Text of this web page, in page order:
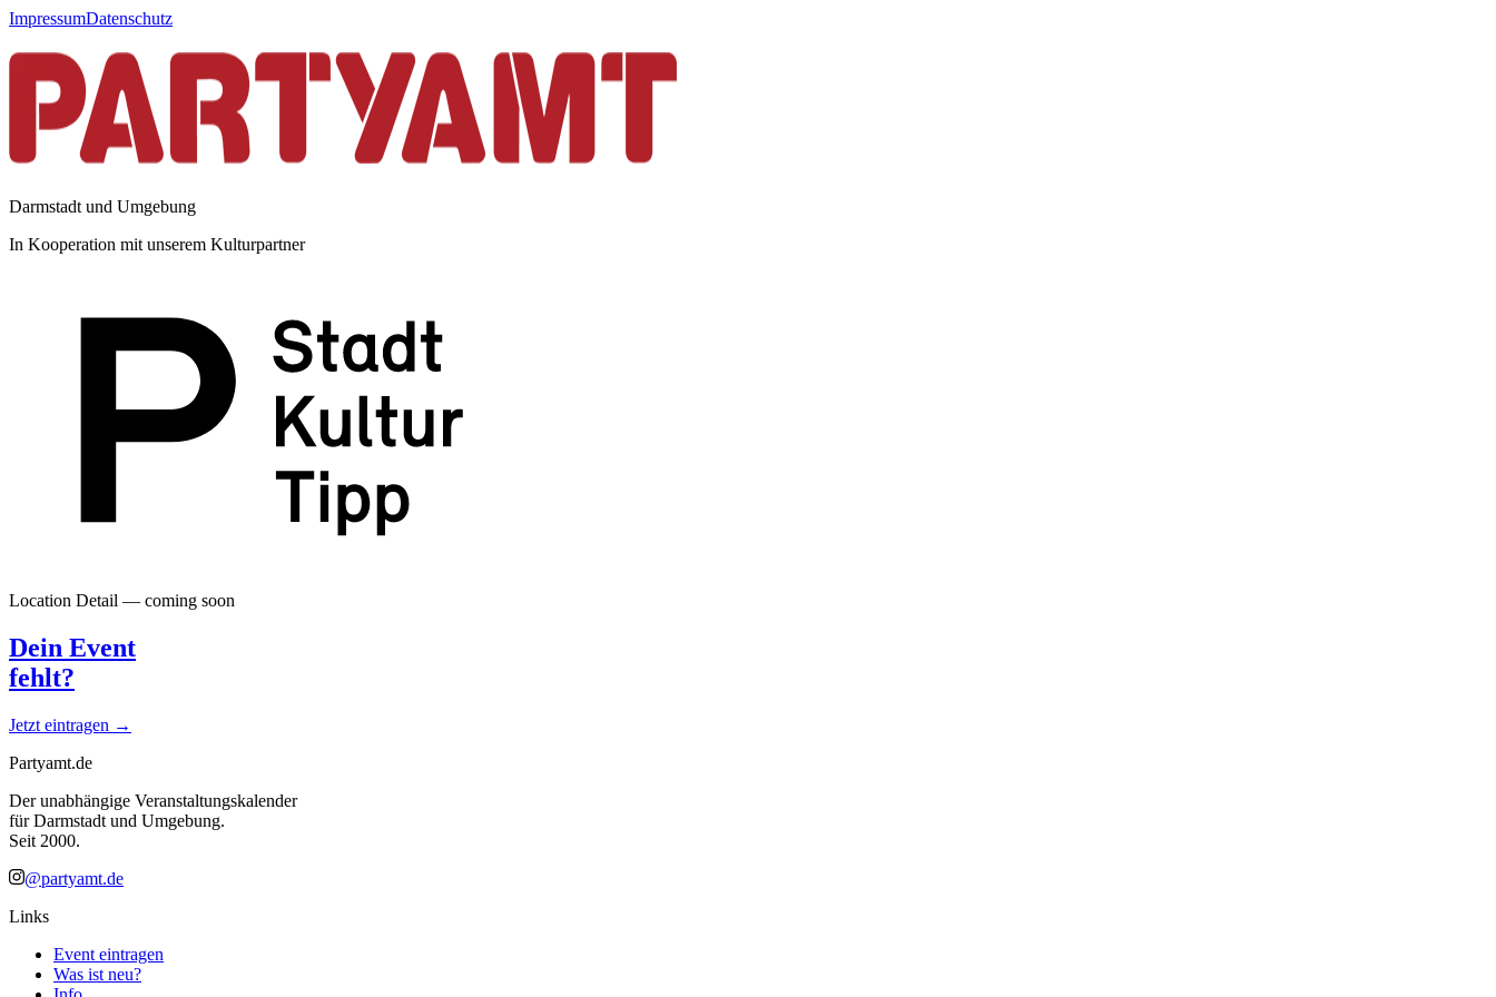
ImpressumDatenschutz
Darmstadt und Umgebung
In Kooperation mit unserem Kulturpartner
Location Detail — coming soon
Dein Event
fehlt?
Jetzt eintragen →
Partyamt.de
Der unabhängige Veranstaltungskalender
für Darmstadt und Umgebung.
Seit 2000.
@partyamt.de
Links
Event eintragen
Was ist neu?